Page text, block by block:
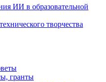
ИИ в образовательной
творчества
гранты